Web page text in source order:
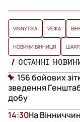
VINNYTSIA VЕЖА
НОВИНИ ВІННИЦЯ
ОСТАННІ
156 бойових
зведення
добу
На
14:30